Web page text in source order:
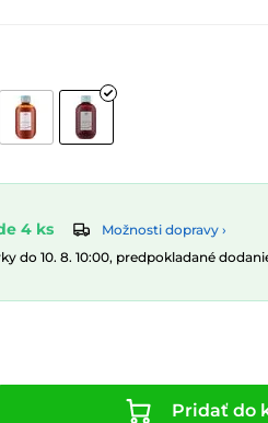
4 ks
Možnosti dopravy ›
do 10. 8. 10:00, predpokladané
Pridať do